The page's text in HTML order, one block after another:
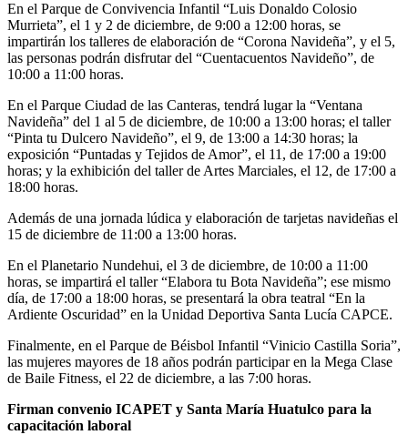
En el Parque de Convivencia Infantil “Luis Donaldo Colosio
Murrieta”, el 1 y 2 de diciembre, de 9:00 a 12:00 horas, se
impartirán los talleres de elaboración de “Corona Navideña”, y el 5,
las personas podrán disfrutar del “Cuentacuentos Navideño”, de
10:00 a 11:00 horas.
En el Parque Ciudad de las Canteras, tendrá lugar la “Ventana
Navideña” del 1 al 5 de diciembre, de 10:00 a 13:00 horas; el taller
“Pinta tu Dulcero Navideño”, el 9, de 13:00 a 14:30 horas; la
exposición “Puntadas y Tejidos de Amor”, el 11, de 17:00 a 19:00
horas; y la exhibición del taller de Artes Marciales, el 12, de 17:00 a
18:00 horas.
Además de una jornada lúdica y elaboración de tarjetas navideñas el
15 de diciembre de 11:00 a 13:00 horas.
En el Planetario Nundehui, el 3 de diciembre, de 10:00 a 11:00
horas, se impartirá el taller “Elabora tu Bota Navideña”; ese mismo
día, de 17:00 a 18:00 horas, se presentará la obra teatral “En la
Ardiente Oscuridad” en la Unidad Deportiva Santa Lucía CAPCE.
Finalmente, en el Parque de Béisbol Infantil “Vinicio Castilla Soria”,
las mujeres mayores de 18 años podrán participar en la Mega Clase
de Baile Fitness, el 22 de diciembre, a las 7:00 horas.
Firman convenio ICAPET y Santa María Huatulco para la
capacitación laboral